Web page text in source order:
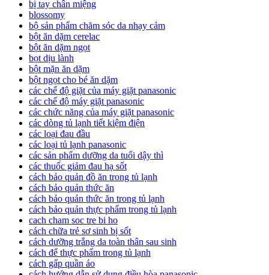
bị tay chân miệng
blossomy
bộ sản phẩm chăm sóc da nhạy cảm
bột ăn dặm cerelac
bột ăn dặm ngọt
bọt dịu lành
bột mặn ăn dặm
bột ngọt cho bé ăn dặm
các chế độ giặt của máy giặt panasonic
các chế độ máy giặt panasonic
các chức năng của máy giặt panasonic
các dòng tủ lạnh tiết kiệm điện
các loại đau đầu
các loại tủ lạnh panasonic
các sản phẩm dưỡng da tuổi dậy thì
các thuốc giảm đau hạ sốt
cách bảo quản đồ ăn trong tủ lạnh
cách bảo quản thức ăn
cách bảo quản thức ăn trong tủ lạnh
cách bảo quản thực phẩm trong tủ lạnh
cach cham soc tre bi ho
cách chữa trẻ sơ sinh bị sốt
cách dưỡng trắng da toàn thân sau sinh
cách để thực phẩm trong tủ lạnh
cách gấp quần áo